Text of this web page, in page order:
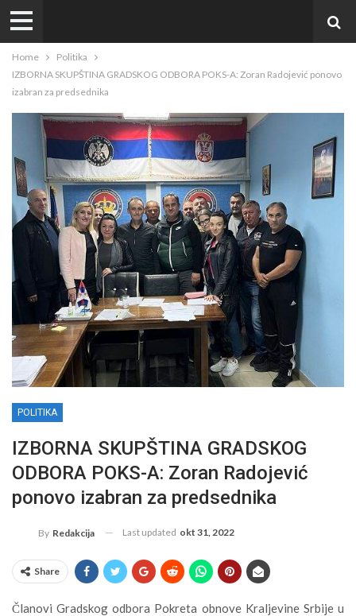
Home
Politika
IZBORNA SKUPŠTINA GRADSKOG ODBORA POKS-A: Zoran Radojević ponovo
izabran za predsednika
POLITIKA
IZBORNA SKUPŠTINA GRADSKOG
ODBORA POKS-A: Zoran Radojević
ponovo izabran za predsednika
By Redakcija Last updated okt 31, 2022
Share
Članovi Gradskog odbora Pokreta obnove Kraljevine Srbije u